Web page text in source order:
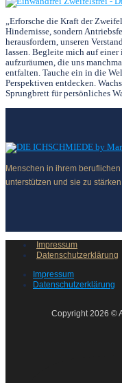
„Erforsche die Kraft der
Hindernisse, sondern
herausfordern, unseren
lassen. Begleite mich auf
aufzuräumen, die uns
entfalten. Tauche ein in die
Perspektiven entdecken.
Sprungbrett für persönliches
Menschen in ihrem
unterstützen und sie zu
Impressum
Datenschutzerklärung
Impressum
Datenschutzerklärung
Copyright 2026 ©